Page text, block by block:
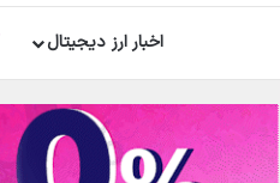
اخبار ارز دیجیتال